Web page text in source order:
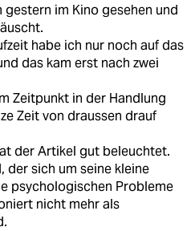
gestern im Kino gesehen und
habe ich nur noch auf das
das kam erst nach zwei
Zeitpunkt in der Handlung
Zeit von draussen drauf
der Artikel gut beleuchtet.
der sich um seine kleine
psychologischen Probleme
nicht mehr als